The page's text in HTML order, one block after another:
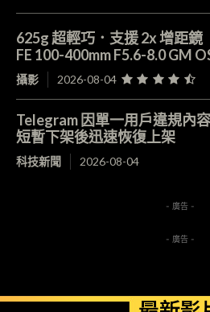
625g 超輕巧．支援 2x 增距
FE 100-400mm F5.6-8.0 GM
攝影 2026-08-04
Telegram 因單一用戶違規內
短暫下架後迅速恢復上架
科技新聞 2026-08-04
- 廣告 -
- 廣告 -